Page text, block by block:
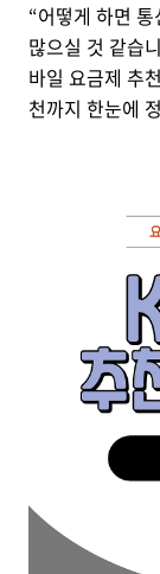
“어떻게 하면
많으실 것 같습
바일 요금제 추
천까지 한눈에